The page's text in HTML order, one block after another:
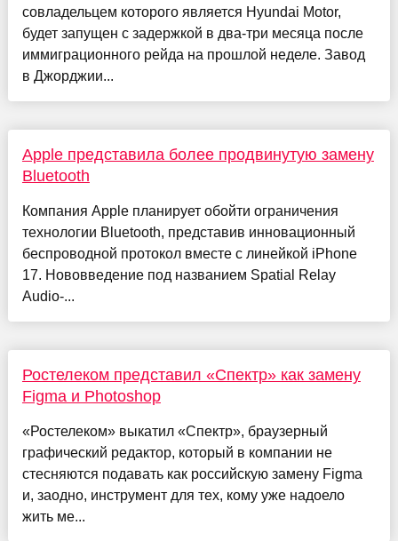
совладельцем которого является Hyundai Motor,
будет запущен с задержкой в два-три месяца после
иммиграционного рейда на прошлой неделе. Завод
в Джорджии...
Apple представила более продвинутую замену
Bluetooth
Компания Apple планирует обойти ограничения
технологии Bluetooth, представив инновационный
беспроводной протокол вместе с линейкой iPhone
17. Нововведение под названием Spatial Relay
Audio-...
Ростелеком представил «Спектр» как замену
Figma и Photoshop
«Ростелеком» выкатил «Спектр», браузерный
графический редактор, который в компании не
стесняются подавать как российскую замену Figma
и, заодно, инструмент для тех, кому уже надоело
жить ме...